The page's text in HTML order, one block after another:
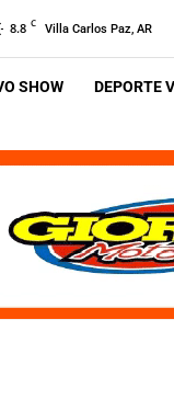
8.8 C Villa Carlos Paz, AR
SHOW DEPORTE